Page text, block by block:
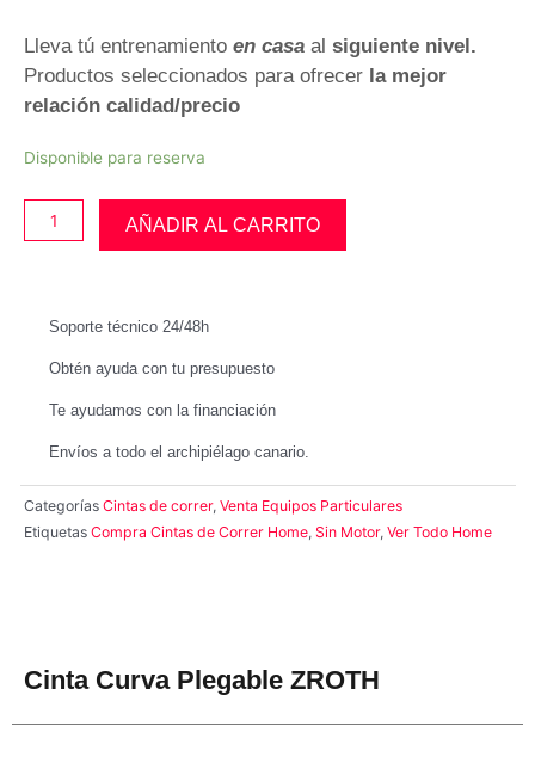
Lleva tú entrenamiento en casa al siguiente nivel.
Productos seleccionados para ofrecer la mejor
relación calidad/precio
Disponible para reserva
Cinta
AÑADIR AL CARRITO
Soporte técnico 24/48h
Obtén ayuda con tu presupuesto
Te ayudamos con la financiación
Envíos a todo el archipiélago canario.
Categorías Cintas de correr, Venta Equipos Particulares
Etiquetas Compra Cintas de Correr Home, Sin Motor, Ver Todo Home
Cinta Curva Plegable ZROTH